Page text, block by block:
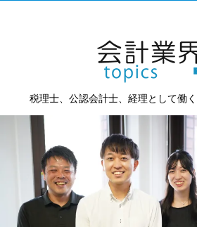
税理士、公認会計士、経理として働